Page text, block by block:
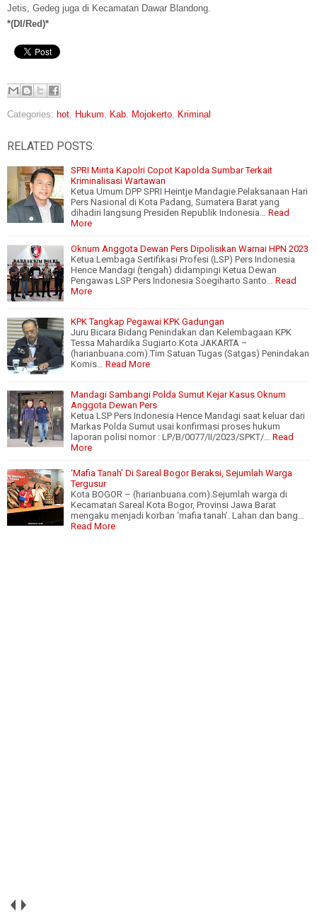
Jetis, Gedeg juga di Kecamatan Dawar Blandong.
*(DI/Red)*
Categories: hot, Hukum, Kab. Mojokerto, Kriminal
RELATED POSTS:
SPRI Minta Kapolri Copot Kapolda Sumbar Terkait
Kriminalisasi Wartawan
Ketua Umum DPP SPRI Heintje Mandagie.Pelaksanaan Hari
Pers Nasional di Kota Padang, Sumatera Barat yang
dihadiri langsung Presiden Republik Indonesia… Read
More
Oknum Anggota Dewan Pers Dipolisikan Warnai HPN 2023
Ketua Lembaga Sertifikasi Profesi (LSP) Pers Indonesia
Hence Mandagi (tengah) didampingi Ketua Dewan
Pengawas LSP Pers Indonesia Soegiharto Santo… Read
More
KPK Tangkap Pegawai KPK Gadungan
Juru Bicara Bidang Penindakan dan Kelembagaan KPK
Tessa Mahardika Sugiarto.Kota JAKARTA –
(harianbuana.com).Tim Satuan Tugas (Satgas) Penindakan
Komis… Read More
Mandagi Sambangi Polda Sumut Kejar Kasus Oknum
Anggota Dewan Pers
Ketua LSP Pers Indonesia Hence Mandagi saat keluar dari
Markas Polda Sumut usai konfirmasi proses hukum
laporan polisi nomor : LP/B/0077/II/2023/SPKT/… Read
More
‘Mafia Tanah’ Di Sareal Bogor Beraksi, Sejumlah Warga
Tergusur
Kota BOGOR – (harianbuana.com).Sejumlah warga di
Kecamatan Sareal Kota Bogor, Provinsi Jawa Barat
mengaku menjadi korban ‘mafia tanah’. Lahan dan bang…
Read More